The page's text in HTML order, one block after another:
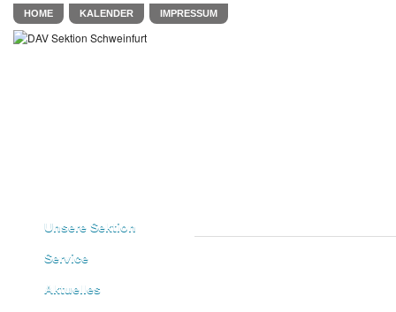
HOME KALENDER IMPRESSUM
Unsere Sektion
Service
Aktuelles